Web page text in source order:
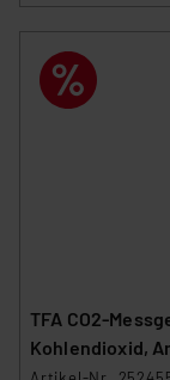
TFA CO2-
Kohlendioxid,